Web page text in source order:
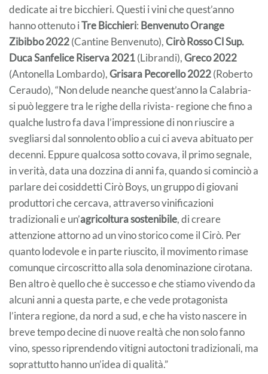
dedicate ai tre bicchieri. Questi i vini che quest’anno
hanno ottenuto iTre Bicchieri: Benvenuto Orange
Zibibbo 2022(Cantine Benvenuto),Cirò Rosso Cl Sup.
Duca Sanfelice Riserva 2021(Librandi),Greco 2022
(Antonella Lombardo),Grisara Pecorello 2022(Roberto
Ceraudo), “Non delude neanche quest’anno la Calabria-
si può leggere tra le righe della rivista- regione che fino a
qualche lustro fa dava l’impressione di non riuscire a
svegliarsi dal sonnolento oblio a cui ci aveva abituato per
decenni. Eppure qualcosa sotto covava, il primo segnale,
in verità, data una dozzina di anni fa, quando si cominciò a
parlare dei cosiddetti Cirò Boys, un gruppo di giovani
produttori che cercava, attraverso vinificazioni
tradizionali e un’agricoltura sostenibile, di creare
attenzione attorno ad un vino storico come il Cirò. Per
quanto lodevole e in parte riuscito, il movimento rimase
comunque circoscritto alla sola denominazione cirotana.
Ben altro è quello che è successo e che stiamo vivendo da
alcuni anni a questa parte, e che vede protagonista
l’intera regione, da nord a sud, e che ha visto nascere in
breve tempodecine di nuove realtà che non solo fanno
vino, spesso riprendendo vitigni autoctoni tradizionali, ma
soprattutto hanno un’idea di qualità.”